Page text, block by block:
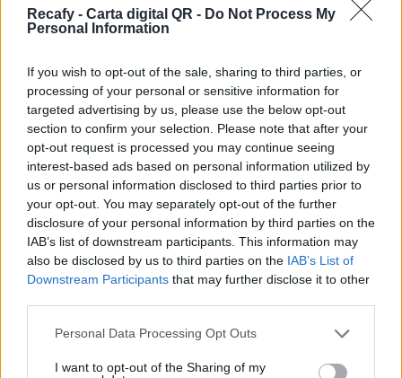
Recafy - Carta digital QR - Do Not Process My
Personal Information
If you wish to opt-out of the sale, sharing to third parties, or
processing of your personal or sensitive information for
targeted advertising by us, please use the below opt-out
section to confirm your selection. Please note that after your
opt-out request is processed you may continue seeing
interest-based ads based on personal information utilized by
us or personal information disclosed to third parties prior to
your opt-out. You may separately opt-out of the further
disclosure of your personal information by third parties on the
IAB’s list of downstream participants. This information may
also be disclosed by us to third parties on the IAB’s List of
Downstream Participants that may further disclose it to other
Please note that this website/app uses one or more Google
not limited to your visit or usage behaviour. You may click to
Personal Data Processing Opt Outs
I want to opt-out of the Sharing of my
restaurante y quieres un sistema dinámico, más
allá de un simple pdf, estás en el sitio correcto.
necesita tu establecimiento.
Por eso hemos diseñado un sistema capaz de
ayudar a tu negocio a adaptarse a las
circunstancias actuales que nuestro país está
viviendo. Contamos con una carta de servicios
que pueden ayudarte a aminorar las cargas de
trabajo en tu negocio o empresa para que
puedas ofrecer a tus clientes la seguridad y el
sector gastronómico de Chile con Recafy.